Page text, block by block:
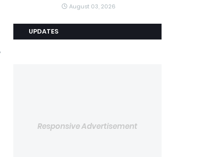
August 03, 2026
UPDATES
Responsive Advertisement